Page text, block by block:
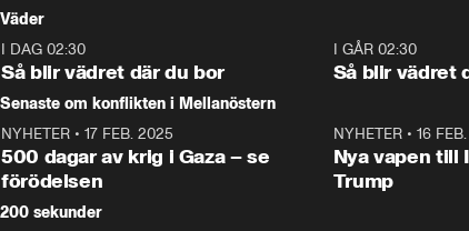
tonårsutvisningarna och hur
Moderaterna ska locka
väljare till valet i höst.
Väder
I DAG 02:30
Så blir vädret där du bor
I GÅR 02:30
Så blir vädret
Senaste om konflikten i Mellanöstern
NYHETER • 17 FEB. 2025
500 dagar av krig i Gaza – se
förödelsen
NYHETER• 16
Nya vapen till
Trump
200 sekunder